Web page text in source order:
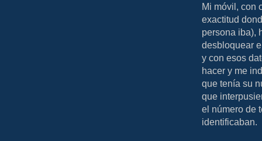
Mi móvil, con
exactitud
persona iba),
desbloquear
y con esos
hacer y me
que tenía su
que
el número de
identificaban.